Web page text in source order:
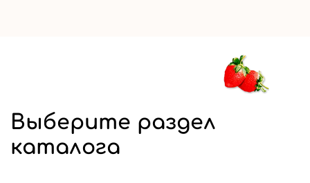
Выберите раздел
каталога